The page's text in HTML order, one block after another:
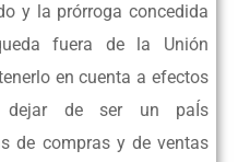
y la prórroga concedida
fuera de la Unión
en cuenta a efectos
dejar de ser un paÍs
de compras y de ventas